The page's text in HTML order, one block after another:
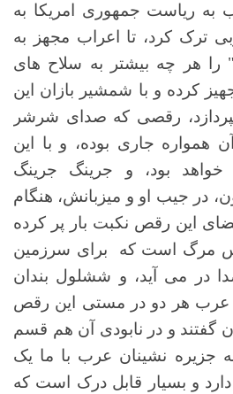
به ریاست جمهوری امریکا به
ترک کرد، تا اعراب مجهز به
را هر چه بیشتر به سلاح های
کرده و با شمشیر بازان این
رقصی که صدای شرشر
جاری بوده، و با این
بود، و جرینگ جرینگ
در جیب او و میزبانش، هنگام
فضای این رقص نکبت بار پر کرده
مرگ است که برای سرزمین
صدا در می آید، و ششلول بندان
عرب هر دو در مستی این رقص
گفتند و در نابودی آن هم قسم
جزیره نشینان عرب با ما یک
و بسیار قابل درک است که